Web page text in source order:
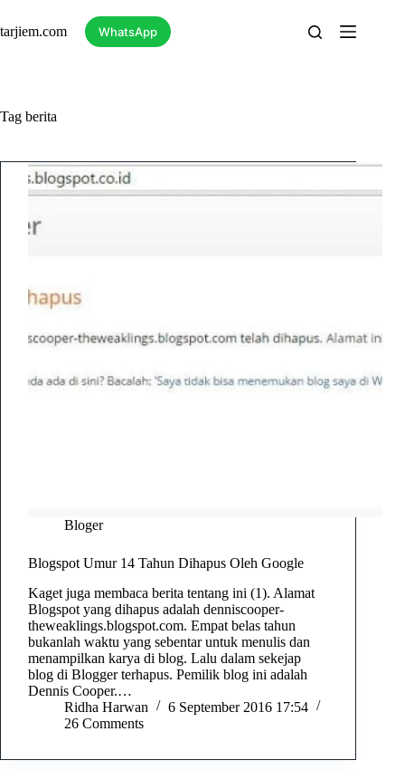
content
tarjiem.com WhatsApp
Tag berita
Bloger
Blogspot Umur 14 Tahun Dihapus Oleh Google
Kaget juga membaca berita tentang ini (1). Alamat
Blogspot yang dihapus adalah denniscooper-
theweaklings.blogspot.com. Empat belas tahun
bukanlah waktu yang sebentar untuk menulis dan
menampilkan karya di blog. Lalu dalam sekejap
blog di Blogger terhapus. Pemilik blog ini adalah
Dennis Cooper.…
Ridha Harwan
6 September 2016 17:54
26 Comments